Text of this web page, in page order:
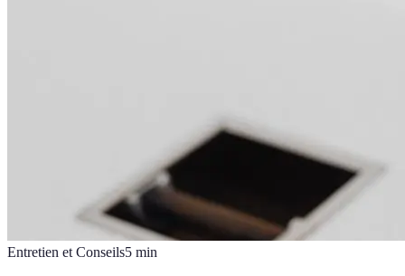
Entretien et Conseils5 min